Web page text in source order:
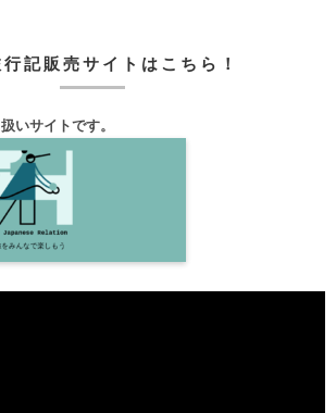
記販売サイトはこちら！
いサイトです。